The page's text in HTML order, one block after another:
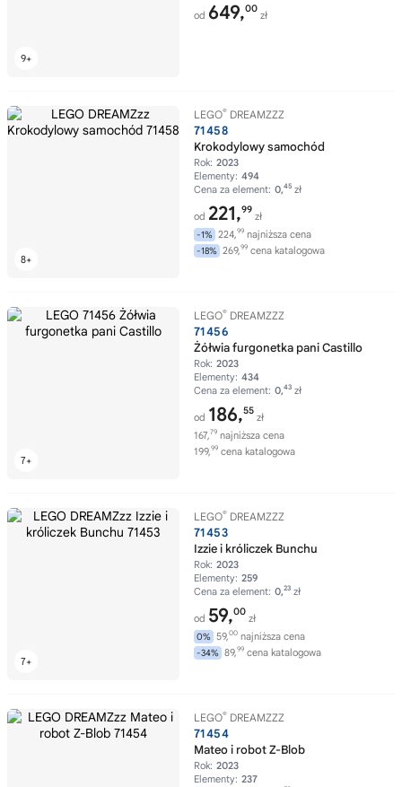
od 649,00
zł
LEGO® DREAMZZZ
71458
Krokodylowy samochód
Rok: 2023
Elementy: 494
Cena za element: 0,45 zł
od 221,99
zł
-1% 224,99 najniższa cena
-18% 269,99 cena katalogowa
LEGO® DREAMZZZ
71456
Żółwia furgonetka pani Castillo
Rok: 2023
Elementy: 434
Cena za element: 0,43 zł
od 186,55
zł
167,79 najniższa cena
199,99 cena katalogowa
LEGO® DREAMZZZ
71453
Izzie i króliczek Bunchu
Rok: 2023
Elementy: 259
Cena za element: 0,23 zł
od 59,00
zł
0% 59,00 najniższa cena
-34% 89,99 cena katalogowa
LEGO® DREAMZZZ
71454
Mateo i robot Z-Blob
Rok: 2023
Elementy: 237